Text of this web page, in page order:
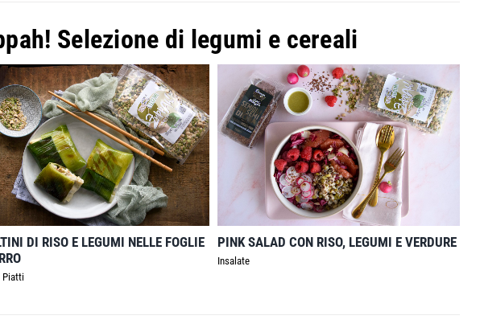
Selezione di legumi e cereali
DI RISO E LEGUMI NELLE FOGLIE
Piatti
PINK SALAD CON RISO, LEGUMI E VERDURE
Insalate